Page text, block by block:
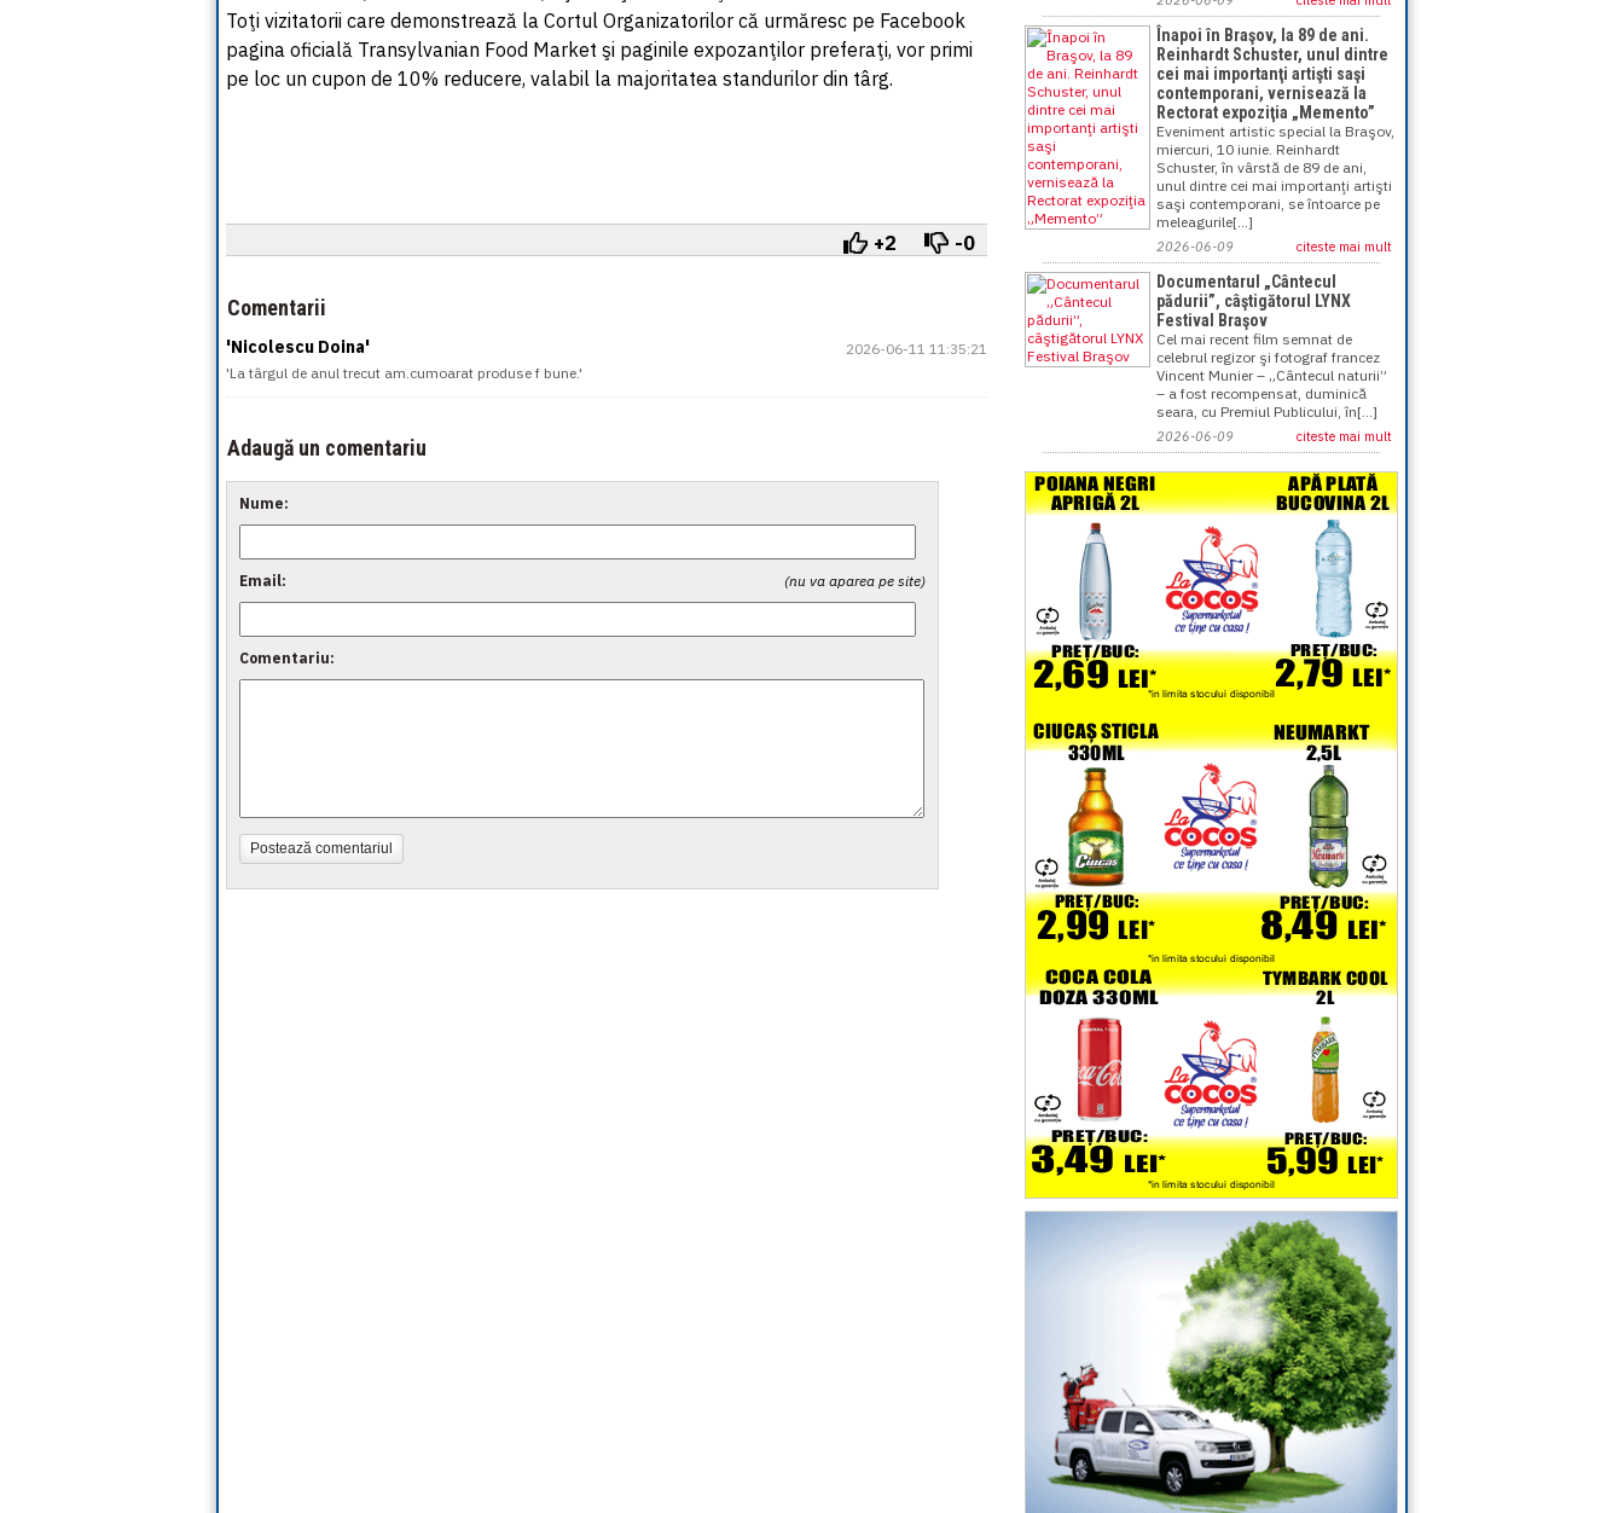
Toţi vizitatorii care demonstrează la Cortul Organizatorilor că urmăresc pe Facebook
pagina oficială Transylvanian Food Market şi paginile expozanţilor preferaţi, vor primi
pe loc un cupon de 10% reducere, valabil la majoritatea standurilor din târg.
+2 -0
Comentarii
'Nicolescu Doina'
2026-06-11 11:35:21
'La târgul de anul trecut am.cumoarat produse f bune.'
Adaugă un comentariu
Nume:
(nu va aparea pe site)
Email:
Comentariu:
Postează comentariul
Înapoi în Braşov, la 89 de ani.
Reinhardt Schuster, unul dintre
cei mai importanţi artişti saşi
contemporani, vernisează la
Rectorat expoziţia „Memento”
Eveniment artistic special la Braşov,
miercuri, 10 iunie. Reinhardt
Schuster, în vârstă de 89 de ani,
unul dintre cei mai importanţi artişti
saşi contemporani, se întoarce pe
meleagurile[...]
2026-06-09 citeste mai mult
Documentarul „Cântecul
pădurii”, câştigătorul LYNX
Festival Braşov
Cel mai recent film semnat de
celebrul regizor şi fotograf francez
Vincent Munier – „Cântecul naturii”
– a fost recompensat, duminică
seara, cu Premiul Publicului, în[...]
2026-06-09 citeste mai mult